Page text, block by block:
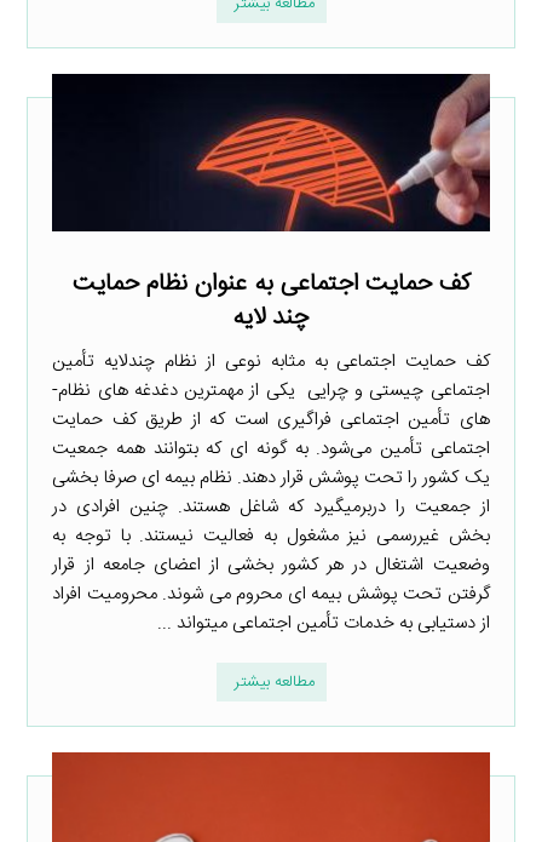
کف حمایت اجتماعی به عنوان نظام حمایت
چند لایه
کف حمایت اجتماعی به مثابه نوعی از نظام چندلایه تأمین
اجتماعی چیستی و چرایی یکی از مهم­ترین دغدغه­ های نظام­
های تأمین اجتماعی فراگیری است که از طریق کف حمایت
اجتماعی تأمین می‌شود. به گونه ­ای که بتوانند همه جمعیت
یک کشور را تحت پوشش قرار دهند. نظام بیمه­ ای صرفا بخشی
از جمعیت را دربرمی­گیرد که شاغل هستند. چنین افرادی در
بخش غیررسمی نیز مشغول به فعالیت نیستند. با توجه به
وضعیت اشتغال در هر کشور بخشی از اعضای جامعه از قرار
گرفتن تحت پوشش بیمه ­ای محروم می­ شوند. محرومیت افراد
از دست­یابی به خدمات تأمین اجتماعی می­تواند ...
مطالعه بیشتر